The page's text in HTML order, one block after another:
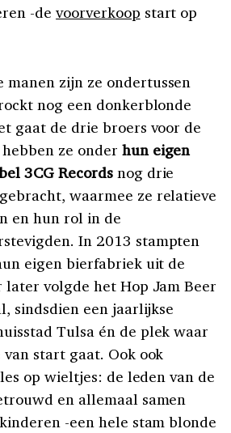
-devoorverkoop start op
zijn ze ondertussen
nog een donkerblonde
gaat de drie broers voor de
ze onder hun eigen
3CG Recordsnog drie
waarmee ze relatieve
en hun rol in de
In 2013 stampten
eigen bierfabriek uit de
later volgde het Hop Jam Beer
sindsdien een jaarlijkse
Tulsa én de plek waar
start gaat. Ook ook
op wieltjes: de leden van de
en allemaal samen
-een hele stam blonde